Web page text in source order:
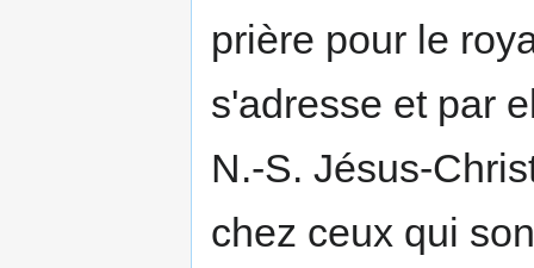
prière pour le
s'adresse et par
N.-S. Jésus-
chez ceux qui